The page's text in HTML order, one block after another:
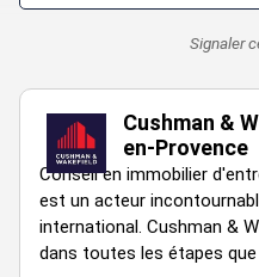
ZAC de Saumaty Séon
A proximité immédiate du
Nombreuses commodités
restaurants,snacks...)
A proximité des
Signaler
Cushman &
en-Provence
Conseil en immobilier
est un acteur
international. Cushman &
dans toutes les étapes